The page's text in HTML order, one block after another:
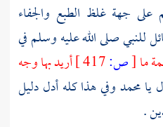
جهة غلظ الطبع والجفاء
للنبي صلى الله عليه وسلم في
ما[ص:
أريد بها وجه
يامحمدوفي هذا كله أدل دليل
.